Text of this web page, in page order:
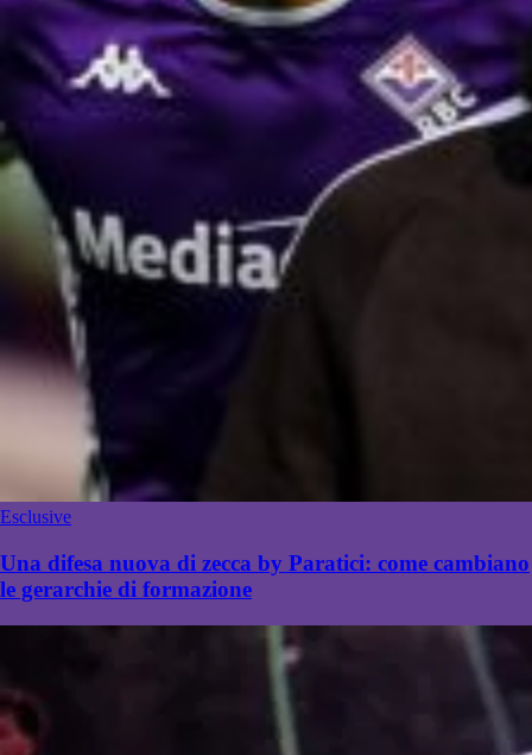
Esclusive
Una difesa nuova di zecca by Paratici: come cambiano
le gerarchie di formazione